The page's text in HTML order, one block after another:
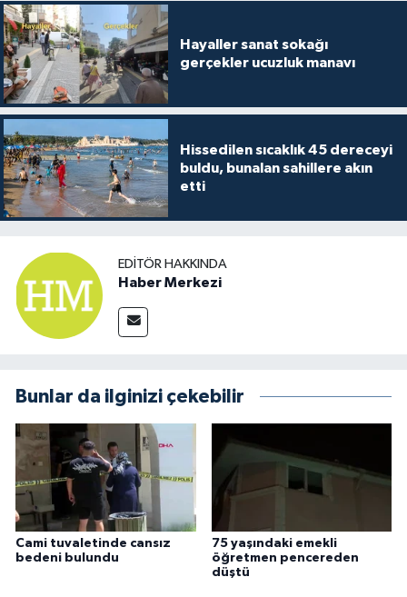
Hayaller sanat sokağı
gerçekler ucuzluk manavı
Hissedilen sıcaklık 45 dereceyi
buldu, bunalan sahillere akın
etti
EDITÖR HAKKINDA
Haber Merkezi
Bunlar da ilginizi çekebilir
Cami tuvaletinde cansız
bedeni bulundu
75 yaşındaki emekli
öğretmen pencereden
düştü